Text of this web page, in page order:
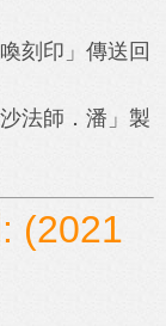
刻印」傳送回
法師．潘」製
(2021